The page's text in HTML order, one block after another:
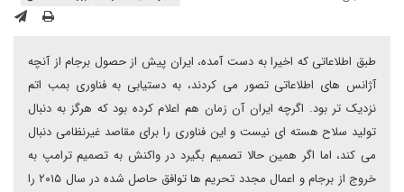
طبق اطلاعاتی که اخیرا به دست آمده، ایران پیش از حصول برجام از آنچه
آژانس های اطلاعاتی تصور می کردند، به دستیابی به فناوری بمب اتم
نزدیک تر بود. اگرچه ایران آن زمان هم اعلام کرده بود که هرگز به دنبال
تولید سلاح هسته ای نیست و این فناوری را برای مقاصد غیرنظامی دنبال
می کند، اما اگر همین حالا تصمیم بگیرد در واکنش به تصمیم ترامپ به
خروج از برجام و اعمال مجدد تحریم ها توافق حاصل شده در سال ۲۰۱۵ را